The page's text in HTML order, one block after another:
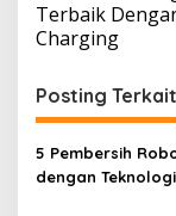
v
g
a
s
Terbaik
Charging
Posting Terkait
5 Pembersih
dengan